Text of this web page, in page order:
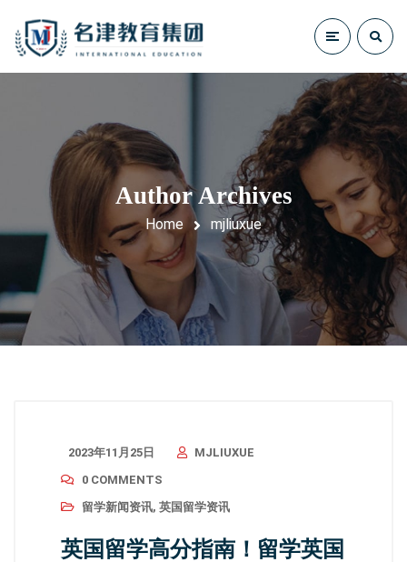
Author Archives
Home mjliuxue
2023年11月25日
MJLIUXUE
0 COMMENTS
留学新闻资讯, 英国留学资讯
英国留学高分指南！留学英国